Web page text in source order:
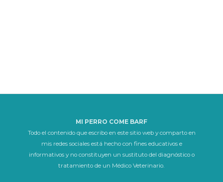
MI PERRO COME BARF
Todo el contenido que escribo en este sitio web y comparto en
mis redes sociales está hecho con fines educativos e
informativos y no constituyen un sustituto del diagnóstico o
tratamiento de un Médico Veterinario.